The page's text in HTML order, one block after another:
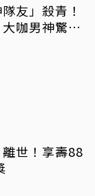
友」殺青！
咖男神驚喜
離世！享壽88